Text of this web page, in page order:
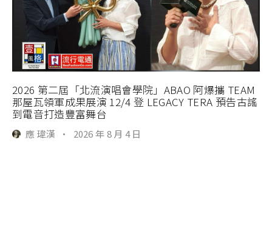
2026 第二屆「北流演唱會學院」ABAO 阿爆攜 TEAM
那屋瓦領軍成果展演 12/4 登 LEGACY TERA 預告古謠
到電音打造豐富舞台
應 瑋漢 · 2026 年 8 月 4 日